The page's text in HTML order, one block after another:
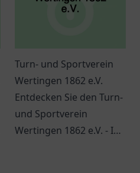
Turn- und Sportverein
Wertingen 1862 e.V.
Entdecken Sie den Turn-
und Sportverein
Wertingen 1862 e.V. - Ihr